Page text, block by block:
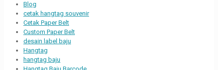
Blog
cetak hangtag souvenir
Cetak Paper Belt
Custom Paper Belt
desain label baju
Hangtag
hangtag baju